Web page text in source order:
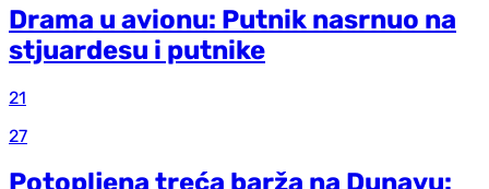
Drama u avionu: Putnik nasrnuo na
stjuardesu i putnike
21
27